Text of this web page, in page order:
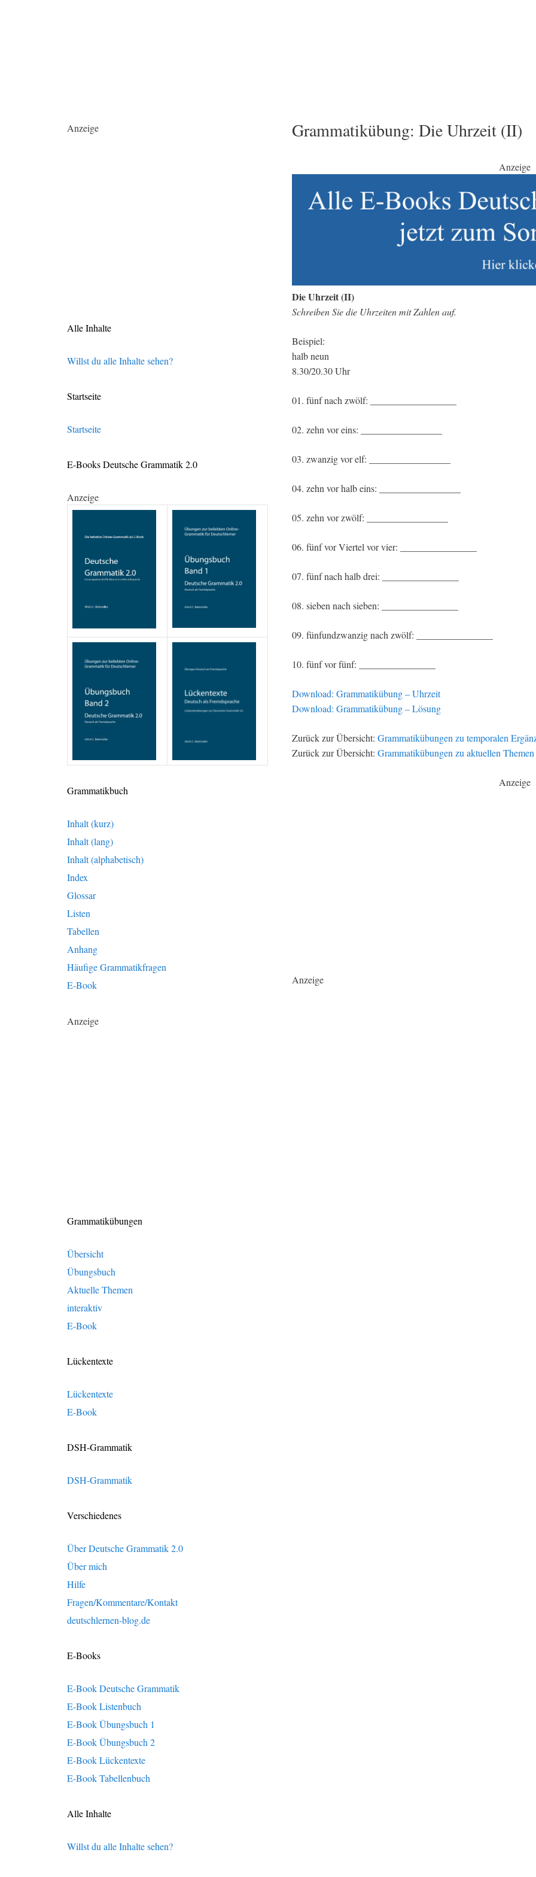
Grammatikübung: Die Uhrzeit (II)
Anzeige
Die Uhrzeit (II)
Schreiben Sie die Uhrzeiten mit Zahlen auf.
Beispiel:
halb neun
8.30/20.30 Uhr
01. fünf nach zwölf: __________________
02. zehn vor eins: _________________
03. zwanzig vor elf: _________________
04. zehn vor halb eins: _________________
05. zehn vor zwölf: _________________
06. fünf vor Viertel vor vier: ________________
07. fünf nach halb drei: ________________
08. sieben nach sieben: ________________
09. fünfundzwanzig nach zwölf: ________________
10. fünf vor fünf: ________________
Download: Grammatikübung – Uhrzeit
Download: Grammatikübung – Lösung
Zurück zur Übersicht: Grammatikübungen zu temporalen
Zurück zur Übersicht: Grammatikübungen zu aktuellen Themen
Anzeige
Anzeige
Anzeige
Alle Inhalte
Willst du alle Inhalte sehen?
Startseite
Startseite
E-Books Deutsche Grammatik 2.0
Anzeige
Grammatikbuch
Inhalt (kurz)
Inhalt (lang)
Inhalt (alphabetisch)
Index
Glossar
Listen
Tabellen
Anhang
Häufige Grammatikfragen
E-Book
Anzeige
Grammatikübungen
Übersicht
Übungsbuch
Aktuelle Themen
interaktiv
E-Book
Lückentexte
Lückentexte
E-Book
DSH-Grammatik
DSH-Grammatik
Verschiedenes
Über Deutsche Grammatik 2.0
Über mich
Hilfe
Fragen/Kommentare/Kontakt
deutschlernen-blog.de
E-Books
E-Book Deutsche Grammatik
E-Book Listenbuch
E-Book Übungsbuch 1
E-Book Übungsbuch 2
E-Book Lückentexte
E-Book Tabellenbuch
Alle Inhalte
Willst du alle Inhalte sehen?